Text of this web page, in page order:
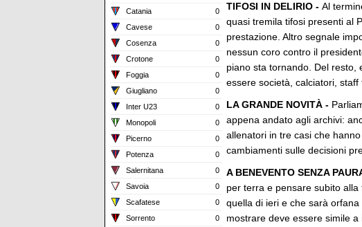
Catania
0
Cavese
0
Cosenza
0
Crotone
0
Foggia
0
Giugliano
0
Inter U23
0
Monopoli
0
Picerno
0
Potenza
0
Salernitana
0
Savoia
0
Scafatese
0
Sorrento
0
TIFOSI IN DELIRIO - Al
quasi tremila tifosi presenti al
prestazione. Altro segnale
nessun coro contro il
piano sta tornando. Del resto,
essere società, calciatori, staff
LA GRANDE NOVITÀ -
appena andato agli archivi:
allenatori in tre casi che
cambiamenti sulle decisioni
A BENEVENTO SENZA
per terra e pensare subito
quella di ieri e che sarà
mostrare deve essere simile